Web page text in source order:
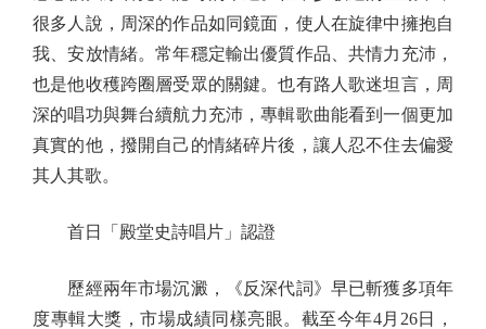
很多人說，周深的作品如同鏡面，使人在旋律中擁抱自
我、安放情緒。常年穩定輸出優質作品、共情力充沛，
也是他收穫跨圈層受眾的關鍵。也有路人歌迷坦言，周
深的唱功與舞台續航力充沛，專輯歌曲能看到一個更加
真實的他，撥開自己的情緒碎片後，讓人忍不住去偏愛
其人其歌。
首日「殿堂史詩唱片」認證
歷經兩年市場沉澱，《反深代詞》早已斬獲多項年
度專輯大獎，市場成績同樣亮眼。截至今年4月26日，